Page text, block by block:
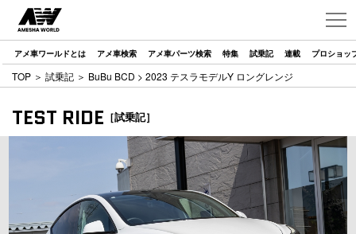
アメ車ワールドとは アメ車検索 アメ車パーツ検索 特集 試乗記 連載 プロショッ
TOP ＞ 試乗記 ＞ BuBu BCD > 2023 テスラモデルY ロングレンジ
TEST RIDE ［試乗記］